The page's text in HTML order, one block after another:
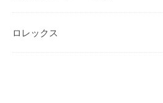
ロレックス